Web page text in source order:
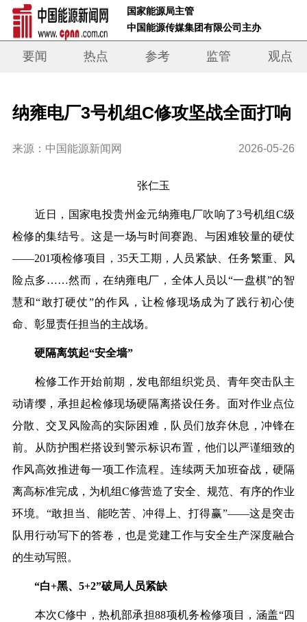
国家能源局主管
中国能源传媒集团有限公司主办
要闻 热点 参考 监管 观点
纳雍电厂3号机组C修攻坚战全面打响
来源：中国能源新闻网 2026-05-26
张仁玉
近日，国家电投贵州金元纳雍电厂吹响了3号机组C级
检修的集结号。这是一场与时间赛跑、与困难较量的硬仗
——201项检修项目，35天工期，人员紧缺、任务繁重、风
险点多……然而，在纳雍电厂，全体人员以“一盘棋”的智
慧和“敢打硬仗”的作风，让检修现场成为了践行初心使
命、彰显责任担当的主战场。
硬隔离筑起“安全墙”
检修工作开始前期，发电部组织党员、青年突击队主
动请缨，承担起检修现场硬隔离搭设任务。面对作业点位
分散、交叉风险高的实际困难，队员们放弃休息，冲锋在
前。从防护围栏搭设到警示标识布置，他们以严谨细致的
作风高效推进每一项工作流程。连续两天加班奋战，硬隔
离高标准完成，为机组C修营造了安全、规范、有序的作业
环境。“敢担当、能吃苦、冲得上、打得赢”——这是突击
队用行动写下的答卷，也是党建工作与安全生产深度融合
的生动写照。
“白+黑、5+2”破局人员紧缺
本次C修中，热机部承担88项机务检修项目，涵盖“四